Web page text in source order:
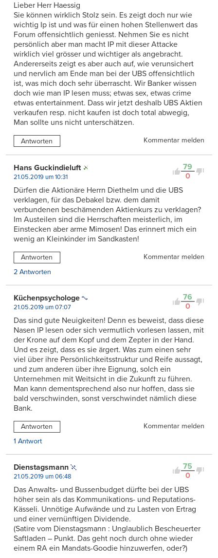
Lieber Herr Haessig
Sie können wirklich Stolz sein. Es zeigt doch nur wie
wichtig Ip ist und was für einen hohen Stellenwert das
Forum offensichtlich geniesst. Nehmen Sie es nicht
persönlich aber man macht IP mit dieser Attacke
wirklich viel grösser und wichtiger als angebracht.
Andererseits zeigt es aber auch auf, wie verunsichert
und nervlich am Ende man bei der UBS offensichtlich
ist, was mich doch sehr überrascht. Wir Banker wissen
doch wie man IP lesen muss; etwas sex, etwas crime
etwas entertainment. Dass wir jetzt deshalb UBS Aktien
verkaufen resp. nicht kaufen ist doch total abwegig,
Man sollte uns nicht unterschätzen.
Antworten Kommentar melden
79
0
Hans Guckindieluft
21.05.2019 um 10:31
Dürfen die Aktionäre Herrn Diethelm und die UBS
verklagen, für das Debakel bzw. dem damit
verbundenen beschämenden Aktienkurs zu verklagen?
Im Austeilen sind die Herrschaften meisterlich, im
Einstecken aber arme Mimosen! Das erinnert mich ein
wenig an Kleinkinder im Sandkasten!
Antworten
Kommentar melden
2 Antworten
76
0
Küchenpsychologe
21.05.2019 um 07:07
Das sind gute Neuigkeiten! Denn es beweist, dass diese
Nasen IP lesen oder sich vermutlich vorlesen lassen, mit
der Krone auf dem Kopf und dem Zepter in der Hand.
Und es zeigt, dass es sie ärgert. Was zum einen sehr
viel über ihre Persönlichkeitsstruktur und Reife aussagt,
und zum anderen über ihre Eignung, solch ein
Unternehmen mit Weitsicht in die Zukunft zu führen.
Man kann dementsprechend also nur hoffen, dass sie
bald verschwinden, sonst verschwindet nämlich diese
Bank.
Antworten
Kommentar melden
1 Antwort
75
0
Dienstagsmann
21.05.2019 um 06:48
Das Anwalts- und Bussenbudget dürfte bei der UBS
höher sein als das Kommunikations- und Reputations-
Kässeli. Unnötige Aufwände und zu Lasten von Ertrag
und einer vernünftigen Dividende.
(Satire vom Dienstagsmann : Unglaublich Bescheuerter
Saftladen – Punkt. Das geht noch durch ohne wieder
einem RA ein Mandats-Goodie hinzuwerfen, oder?)